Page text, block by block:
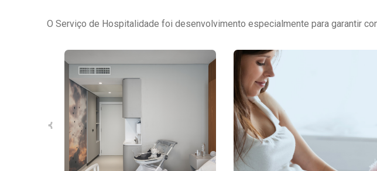
O Serviço de Hospitalidade foi desenvolvimento especialmente para garantir